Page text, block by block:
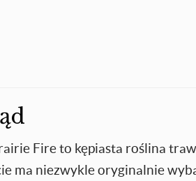
Fire to kępiasta roślina
ma niezwykle oryginalnie